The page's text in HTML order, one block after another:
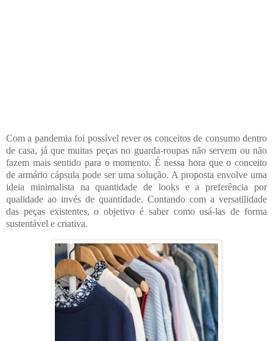
Com a pandemia foi possível rever os conceitos de consumo dentro
de casa, já que muitas peças no guarda-roupas não servem ou não
fazem mais sentido para o momento. É nessa hora que o conceito
de armário cápsula pode ser uma solução. A proposta envolve uma
ideia minimalista na quantidade de looks e a preferência por
qualidade ao invés de quantidade. Contando com a versatilidade
das peças existentes, o objetivo é saber como usá-las de forma
sustentável e criativa.